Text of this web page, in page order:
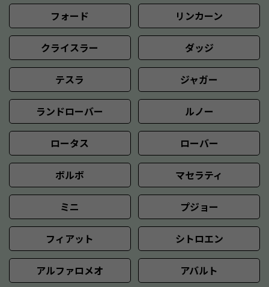
フォード リンカーン
クライスラー ダッジ
テスラ ジャガー
ランドローバー ルノー
ロータス ローバー
ボルボ マセラティ
ミニ プジョー
フィアット シトロエン
アルファロメオ アバルト